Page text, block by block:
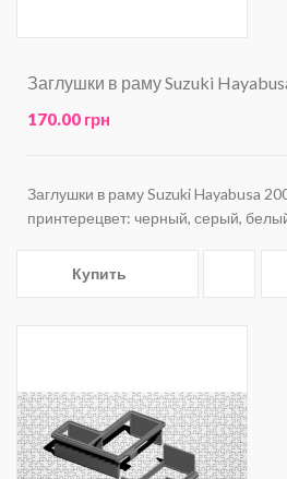
Заглушки в раму Suzuki
170.00 грн
Заглушки в раму Suzuki Hayabusa
принтерецвет: черный, серый,
Купить